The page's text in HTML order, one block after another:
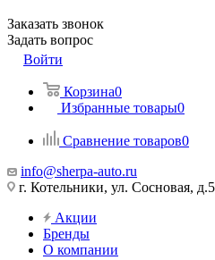
Заказать звонок
Задать вопрос
Войти
Корзина0
Избранные товары0
Сравнение товаров0
info@sherpa-auto.ru
г. Котельники, ул. Сосновая,
Акции
Бренды
О компании